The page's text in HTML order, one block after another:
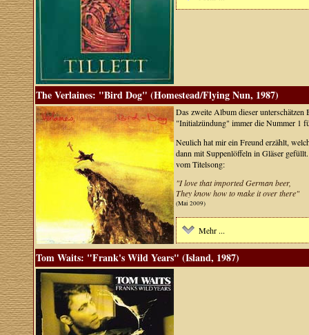
The Verlaines: "Bird Dog" (Homestead/Flying Nun, 1987)
Das zweite Album dieser
"Initialzündung" immer die Nummer 1
Neulich hat mir ein Freund erzählt,
dann mit Suppenlöffeln in Gläser
vom Titelsong:
"I love that imported German beer,
They know how to make it over there"
(Mai 2009)
Mehr ...
Tom Waits: "Frank's Wild Years" (Island, 1987)